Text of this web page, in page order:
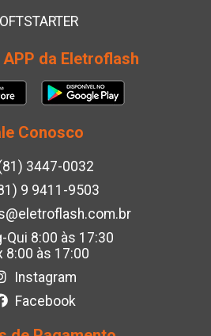
da Eletroflash
Conosco
3447-0032
9 9411-9503
Qui 8:00 às 17:30
8:00 às 17:00
Instagram
Facebook